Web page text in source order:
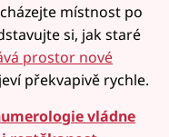
místnost po
si, jak staré
prostor nové
překvapivě rychle.
vládne